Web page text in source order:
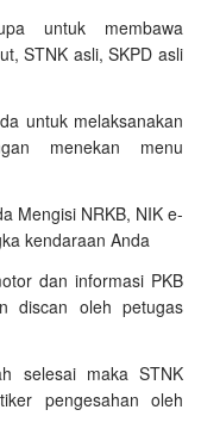
untuk membawa
STNK asli, SKPD asli
untuk melaksanakan
menekan menu
Mengisi NRKB, NIK e-
kendaraan Anda
dan informasi PKB
discan oleh petugas
selesai maka STNK
pengesahan oleh